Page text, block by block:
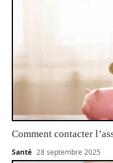
Comment contacter
Santé 28 septembre 2025